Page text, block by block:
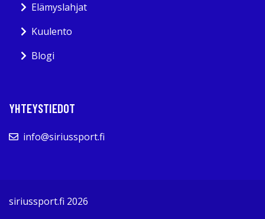
Elämyslahjat
Kuulento
Blogi
YHTEYSTIEDOT
info@siriussport.fi
siriussport.fi 2026